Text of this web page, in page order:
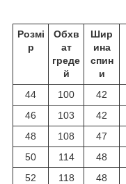
Розмі
р
Обхв
ат
греде
й
Шир
ина
спин
и
44 100 42
46
103 42
48
108 47
50
114 48
52
118 48